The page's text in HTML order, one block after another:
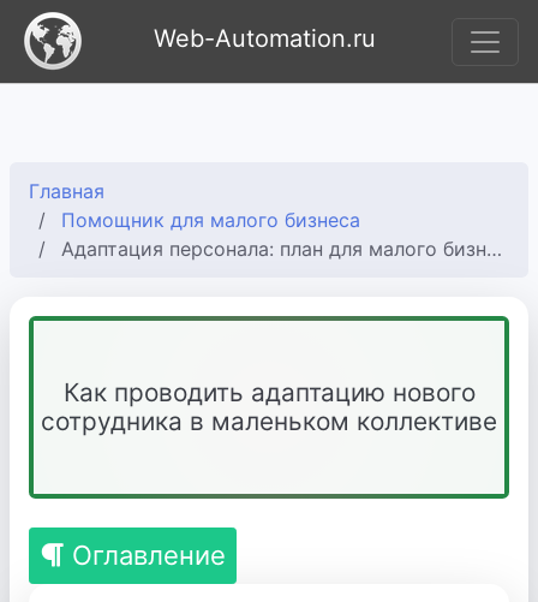
Web-Automation.ru
Главная
Помощник для малого бизнеса
Адаптация персонала: план для малого бизнеса
Как проводить адаптацию нового
сотрудника в маленьком коллективе
Оглавление